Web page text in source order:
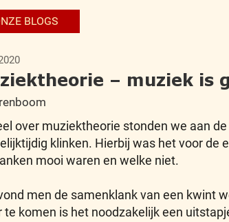
BLOGS
– muziek is
over muziektheorie stonden we aan
klinken. Hierbij was het voor
mooi waren en welke niet.
men de samenklank van een kwint
te komen is het noodzakelijk een